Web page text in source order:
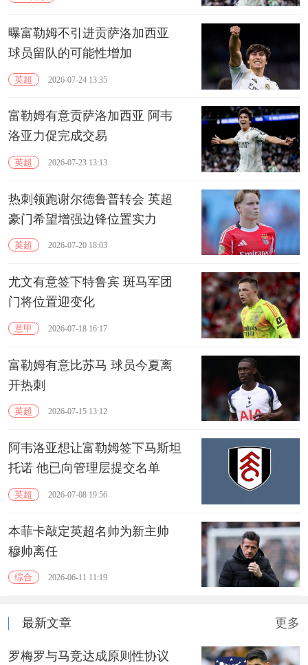
曝富勒姆不引进贡萨洛加西亚
球员留队的可能性增加
英超 2026-07-24 13:35
富勒姆有意贡萨洛加西亚 阿韦
洛亚力促完成交易
英超 2026-07-23 13:13
热刺领跑谢尔德鲁普转会 英超
豪门希望增强边锋位置实力
英超 2026-07-20 18:03
尤文有意签下特鲁宾 斑马军团
门将位置迎变化
意甲 2026-07-18 16:17
富勒姆有意比苏马 球员今夏离
开热刺
英超 2026-07-15 13:12
阿韦洛亚想让富勒姆签下马斯坦
托诺 他已向管理层提交名单
英超 2026-07-08 19:56
本菲卡敲定英超名帅为新主帅
穆帅离任
综合 2026-06-11 11:19
最新文章 更多
罗梅罗与马竞达成原则性协议